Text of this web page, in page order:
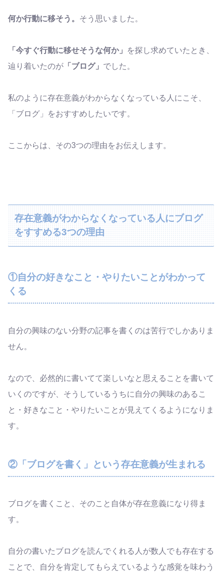
何か行動に移そう。 そう思いました。
「今すぐ行動に移せそうな何か」
を探し求めていたとき、
辿り着いたのが 「ブログ」 でした。
私のように存在意義がわからなくなっている人にこそ、
「ブログ」をおすすめしたいです。
ここからは、その3つの理由をお伝えします。
存在意義がわからなくなっている人にブログ
をすすめる3つの理由
①自分の好きなこと・やりたいことがわかって
くる
自分の興味のない分野の記事を書くのは苦行でしかありま
せん。
なので、必然的に書いてて楽しいなと思えることを書いて
いくのですが、そうしているうちに自分の興味のあるこ
と・好きなこと・やりたいことが見えてくるようになりま
す。
②「ブログを書く」という存在意義が生まれる
ブログを書くこと、そのこと自体が存在意義になり得ま
す。
自分の書いたブログを読んでくれる人が数人でも存在する
ことで、自分を肯定してもらえているような感覚を味わう